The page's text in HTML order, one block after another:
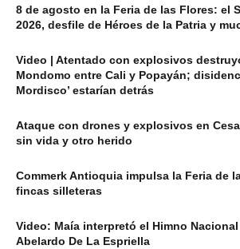
8 de agosto en la Feria de las Flores: el
2026, desfile de Héroes de la Patria y
Video | Atentado con explosivos
Mondomo entre Cali y Popayán;
Mordisco’ estarían detrás
Ataque con drones y explosivos en
sin vida y otro herido
Commerk Antioquia impulsa la Feria de
fincas silleteras
Video: Maía interpretó el Himno
Abelardo De La Espriella